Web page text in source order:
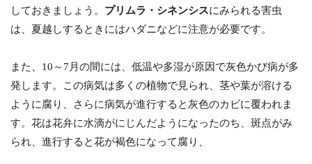
しておきましょう。 プリムラ・シネンシスにみられる害虫
は、夏越しするときにはハダニなどに注意が必要です。
また、10～7月の間には、低温や多湿が原因で灰色かび病が多
発します。この病気は多くの植物で見られ、茎や葉が溶ける
ように腐り、さらに病気が進行すると灰色のカビに覆われま
す。花は花弁に水滴がにじんだようになったのち、斑点がみ
られ、進行すると花が褐色になって腐り、